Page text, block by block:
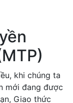
khi chúng ta
mới đang được
Giao thức